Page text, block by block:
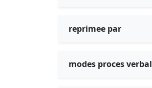
reprimee par
modes proces verbal